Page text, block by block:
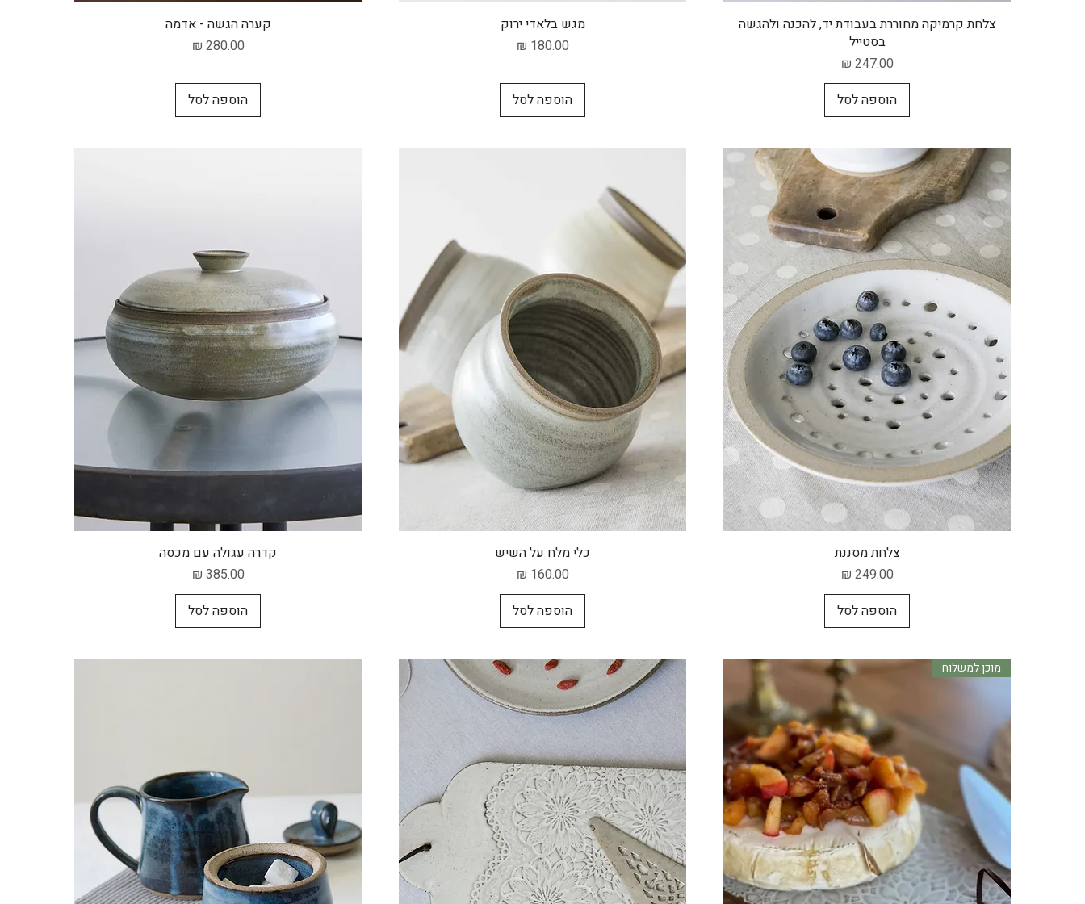
תצוגה מהירה
צלחת קרמיקה מחוררת בעבודת יד, להכנה ולהגשה
בסטייל
מחיר
הוספה לסל
תצוגה מהירה
מגש בלאדי ירוק
מחיר
הוספה לסל
תצוגה מהירה
קערה הגשה - אדמה
מחיר
הוספה לסל
תצוגה מהירה
צלחת מסננת
מחיר
הוספה לסל
תצוגה מהירה
כלי מלח על השיש
מחיר
הוספה לסל
תצוגה מהירה
קדרה עגולה עם מכסה
מחיר
הוספה לסל
מוכן למשלוח